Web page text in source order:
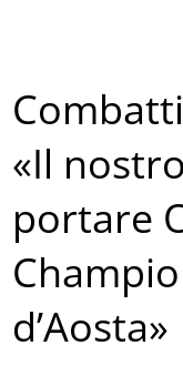
«Il
portare
d’Aosta»